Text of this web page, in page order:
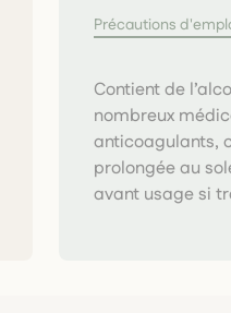
Précautions
Contient de
nombreux
anticoagulants,
prolongée au
avant usage si